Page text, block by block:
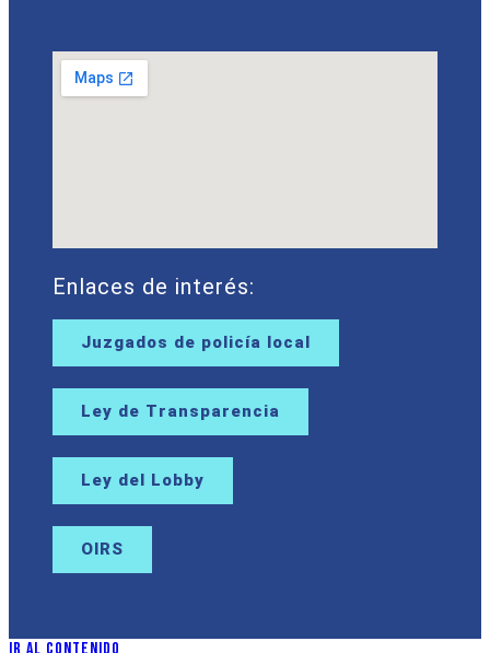
Enlaces de interés:
Juzgados de policía local
Ley de Transparencia
Ley del Lobby
OIRS